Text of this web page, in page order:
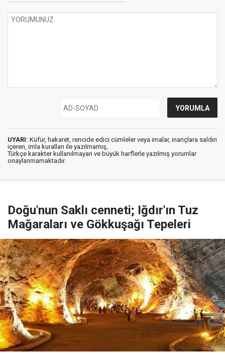
UYARI: Küfür, hakaret, rencide edici cümleler veya imalar, inançlara saldırı
içeren, imla kuralları ile yazılmamış,
Türkçe karakter kullanılmayan ve büyük harflerle yazılmış yorumlar
onaylanmamaktadır.
Doğu'nun Saklı cenneti; Iğdır'ın Tuz
Mağaraları ve Gökkuşağı Tepeleri